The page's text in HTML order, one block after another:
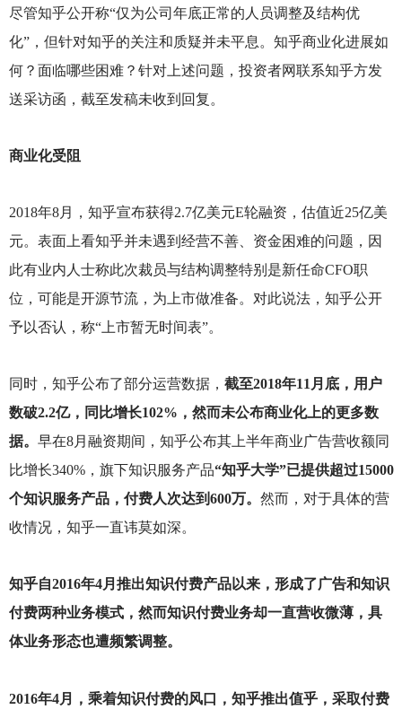
尽管知乎公开称“仅为公司年底正常的人员调整及结构优
化”，但针对知乎的关注和质疑并未平息。知乎商业化进展如
何？面临哪些困难？针对上述问题，投资者网联系知乎方发
送采访函，截至发稿未收到回复。
商业化受阻
2018年8月，知乎宣布获得2.7亿美元E轮融资，估值近25亿美
元。表面上看知乎并未遇到经营不善、资金困难的问题，因
此有业内人士称此次裁员与结构调整特别是新任命CFO职
位，可能是开源节流，为上市做准备。对此说法，知乎公开
予以否认，称“上市暂无时间表”。
同时，知乎公布了部分运营数据， 截至2018年11月底，用户
数破2.2亿，同比增长102%，然而未公布商业化上的更多数
据。 早在8月融资期间，知乎公布其上半年商业广告营收额同
比增长340%，旗下知识服务产品“知乎大学”已提供超过15000
个知识服务产品，付费人次达到600万。 然而，对于具体的营
收情况，知乎一直讳莫如深。
知乎自2016年4月推出知识付费产品以来，形成了广告和知识
付费两种业务模式，然而知识付费业务却一直营收微薄，具
体业务形态也遭频繁调整。
2016年4月，乘着知识付费的风口，知乎推出值乎，采取付费